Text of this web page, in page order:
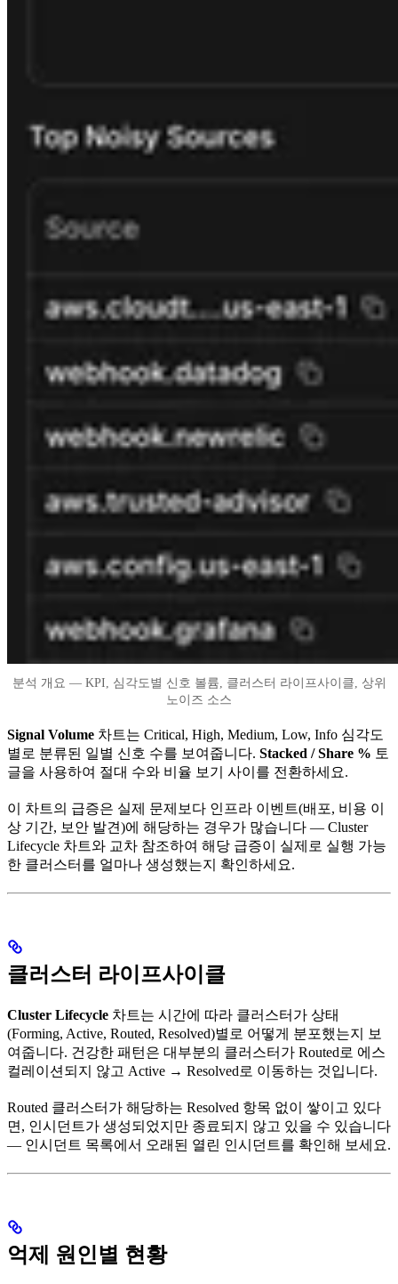
분석 개요 — KPI, 심각도별 신호 볼륨, 클러스터 라이프사이클, 상위
노이즈 소스
Signal Volume 차트는 Critical, High, Medium, Low, Info 심각도
별로 분류된 일별 신호 수를 보여줍니다. Stacked / Share % 토
글을 사용하여 절대 수와 비율 보기 사이를 전환하세요.
이 차트의 급증은 실제 문제보다 인프라 이벤트(배포, 비용 이
상 기간, 보안 발견)에 해당하는 경우가 많습니다 — Cluster
Lifecycle 차트와 교차 참조하여 해당 급증이 실제로 실행 가능
한 클러스터를 얼마나 생성했는지 확인하세요.
클러스터 라이프사이클
Cluster Lifecycle 차트는 시간에 따라 클러스터가 상태
(Forming, Active, Routed, Resolved)별로 어떻게 분포했는지 보
여줍니다. 건강한 패턴은 대부분의 클러스터가 Routed로 에스
컬레이션되지 않고 Active → Resolved로 이동하는 것입니다.
Routed 클러스터가 해당하는 Resolved 항목 없이 쌓이고 있다
면, 인시던트가 생성되었지만 종료되지 않고 있을 수 있습니다
— 인시던트 목록에서 오래된 열린 인시던트를 확인해 보세요.
억제 원인별 현황